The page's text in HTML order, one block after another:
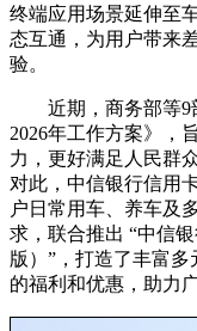
终端应用场景延伸至
态互通，为用户带来
验。
近期，商务部等9
2026年工作方案》，
力，更好满足人民群
对此，中信银行信用
户日常用车、养车及
求，联合推出 “中信
版）”，打造了丰富
的福利和优惠，助力